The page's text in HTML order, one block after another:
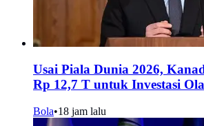
Usai Piala Dunia 2026,
Rp 12,7 T untuk Investasi
Bola•18 jam lalu